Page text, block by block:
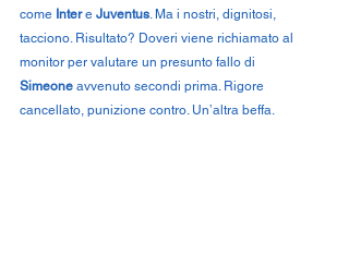
come Inter e Juventus. Ma i nostri, dignitosi,
tacciono. Risultato? Doveri viene richiamato al
monitor per valutare un presunto fallo di
Simeone avvenuto secondi prima. Rigore
cancellato, punizione contro. Un’altra beffa.